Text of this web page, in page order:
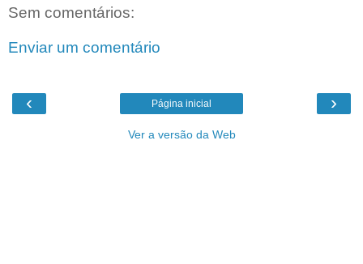
Sem comentários:
Enviar um comentário
‹ ›
Página inicial
Ver a versão da Web